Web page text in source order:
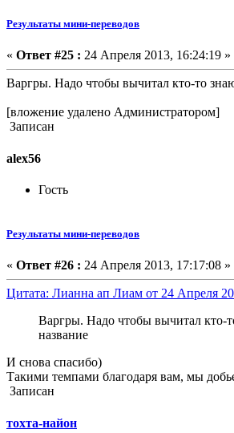
Результаты мини-переводов
« Ответ #25 : 24 Апреля 2013, 16:24:19 »
Варгры. Надо чтобы вычитал кто-то
[вложение удалено Администратором]
Записан
alex56
Гость
Результаты мини-переводов
« Ответ #26 : 24 Апреля 2013, 17:17:08 »
Цитата: Лианна ап Лиам от 24 Апреля
Варгры. Надо чтобы вычитал кто-
название
И снова спасибо)
Такими темпами благодаря вам, мы
Записан
тохта-найон